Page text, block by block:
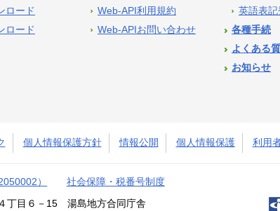
ロード
ロード
Web-API利用規約
Web-APIお問い合わせ
英語表
各種手続
よくある
お知らせ
個人情報保護方針 情報公開 個人情報保護 利用
） 社会保障・税番号制度
丁目６－15 湯島地方合同庁舎